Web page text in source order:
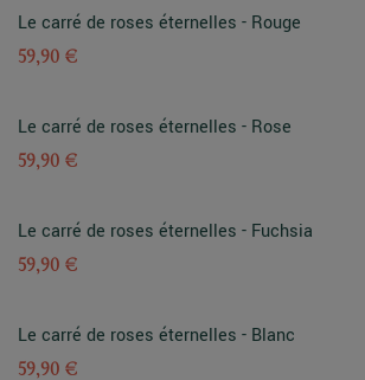
Le carré de roses éternelles - Rouge
59,90 €
Le carré de roses éternelles - Rose
59,90 €
Le carré de roses éternelles - Fuchsia
59,90 €
Le carré de roses éternelles - Blanc
59,90 €